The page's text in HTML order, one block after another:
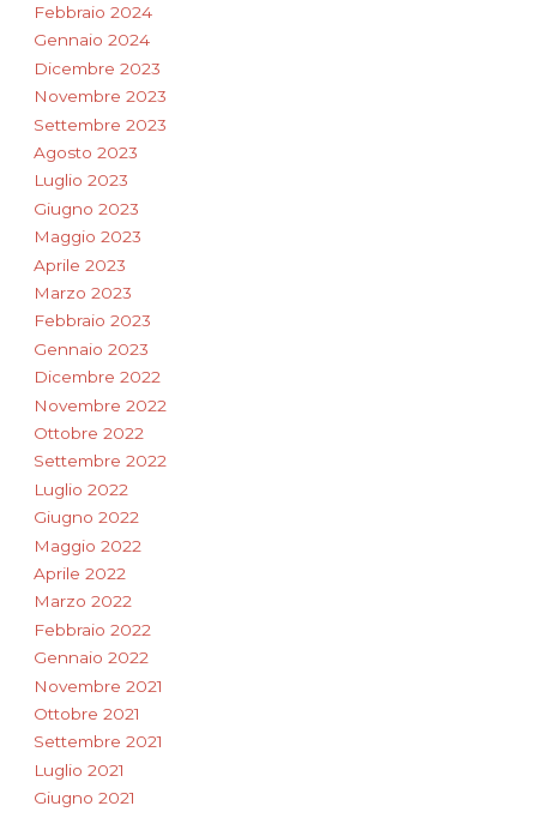
Febbraio 2024
Gennaio 2024
Dicembre 2023
Novembre 2023
Settembre 2023
Agosto 2023
Luglio 2023
Giugno 2023
Maggio 2023
Aprile 2023
Marzo 2023
Febbraio 2023
Gennaio 2023
Dicembre 2022
Novembre 2022
Ottobre 2022
Settembre 2022
Luglio 2022
Giugno 2022
Maggio 2022
Aprile 2022
Marzo 2022
Febbraio 2022
Gennaio 2022
Novembre 2021
Ottobre 2021
Settembre 2021
Luglio 2021
Giugno 2021